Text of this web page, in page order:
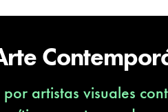
artistas visuales